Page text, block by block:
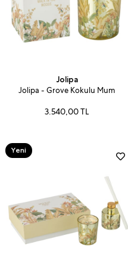
Jolipa
Jolipa - Grove Kokulu Mum
3.540,00 TL
Yeni